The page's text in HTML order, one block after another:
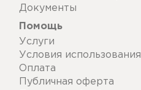
Документы
Помощь
Услуги
Условия использования
Оплата
Публичная оферта